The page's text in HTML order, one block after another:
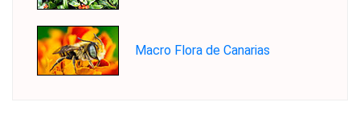
Macro Flora de Canarias